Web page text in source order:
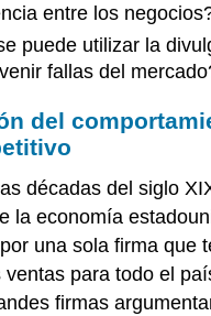
entre los
puede utilizar la
fallas del
del
décadas del siglo
la economía
una sola firma que
ventas para todo el
firmas